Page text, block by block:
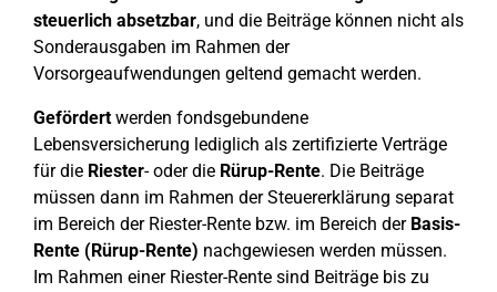
steuerlich absetzbar, und die Beiträge können nicht als
Sonderausgaben im Rahmen der
Vorsorgeaufwendungen geltend gemacht werden.
Gefördertwerden fondsgebundene
Lebensversicherung lediglich als zertifizierte Verträge
für die Riester- oder die Rürup-Rente. Die Beiträge
müssen dann im Rahmen der Steuererklärung separat
im Bereich der Riester-Rente bzw. im Bereich der Basis-
Rente (Rürup-Rente) nachgewiesen werden müssen.
Im Rahmen einer Riester-Rente sind Beiträge bis zu